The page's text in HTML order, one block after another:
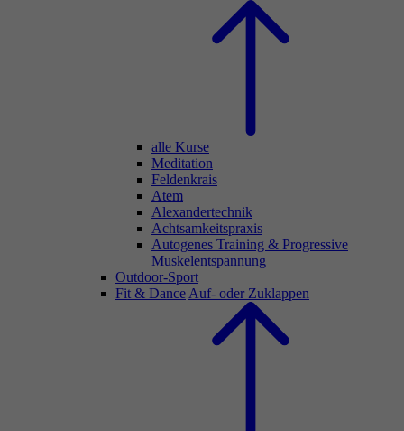
alle Kurse
Meditation
Feldenkrais
Atem
Alexandertechnik
Achtsamkeitspraxis
Autogenes Training & Progressive
Muskelentspannung
Outdoor-Sport
Fit & Dance Auf- oder Zuklappen